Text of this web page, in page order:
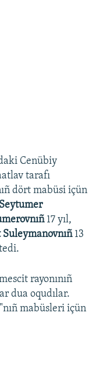
Cenübiy
tarafı
dört mabüsi içün
Seytumer
nıñ 17 yıl,
13
rayonınıñ
dua oqudılar.
mabüsleri içün